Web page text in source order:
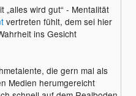
„alles wird gut“ - Mentalität
vertreten fühlt, dem sei hier
ins Gesicht
die gern mal als
Medien herumgereicht